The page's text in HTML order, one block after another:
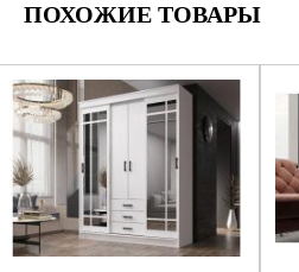
ПОХОЖИЕ ТОВАРЫ